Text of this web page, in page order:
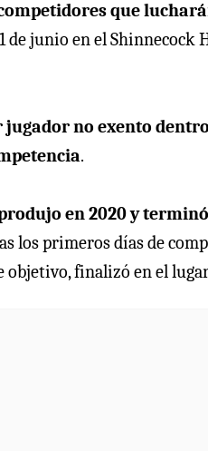
que
de junio en el Shinnecock
no exento
.
en 2020 y
los primeros días de
objetivo, finalizó en el